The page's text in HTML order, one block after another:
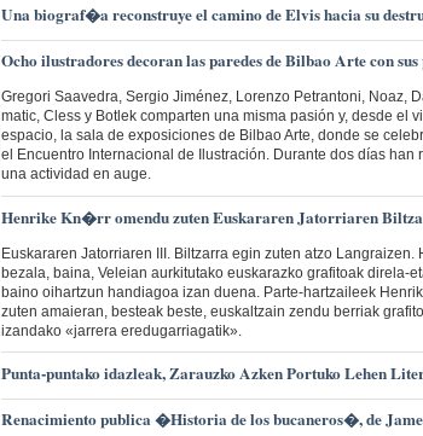
Una biograf�a reconstruye el camino de Elvis hacia su
Ocho ilustradores decoran las paredes de Bilbao Arte con sus
Gregori Saavedra, Sergio Jiménez, Lorenzo Petrantoni, Noaz,
matic, Cless y Botlek comparten una misma pasión y, desde el
espacio, la sala de exposiciones de Bilbao Arte, donde se
el Encuentro Internacional de Ilustración. Durante dos días han
una actividad en auge.
Henrike Kn�rr omendu zuten Euskararen Jatorriaren
Euskararen Jatorriaren III. Biltzarra egin zuten atzo Langraizen.
bezala, baina, Veleian aurkitutako euskarazko grafitoak direla-
baino oihartzun handiagoa izan duena. Parte-hartzaileek
zuten amaieran, besteak beste, euskaltzain zendu berriak
izandako «jarrera eredugarriagatik».
Punta-puntako idazleak, Zarauzko Azken Portuko Lehen
Renacimiento publica �Historia de los bucaneros�, de